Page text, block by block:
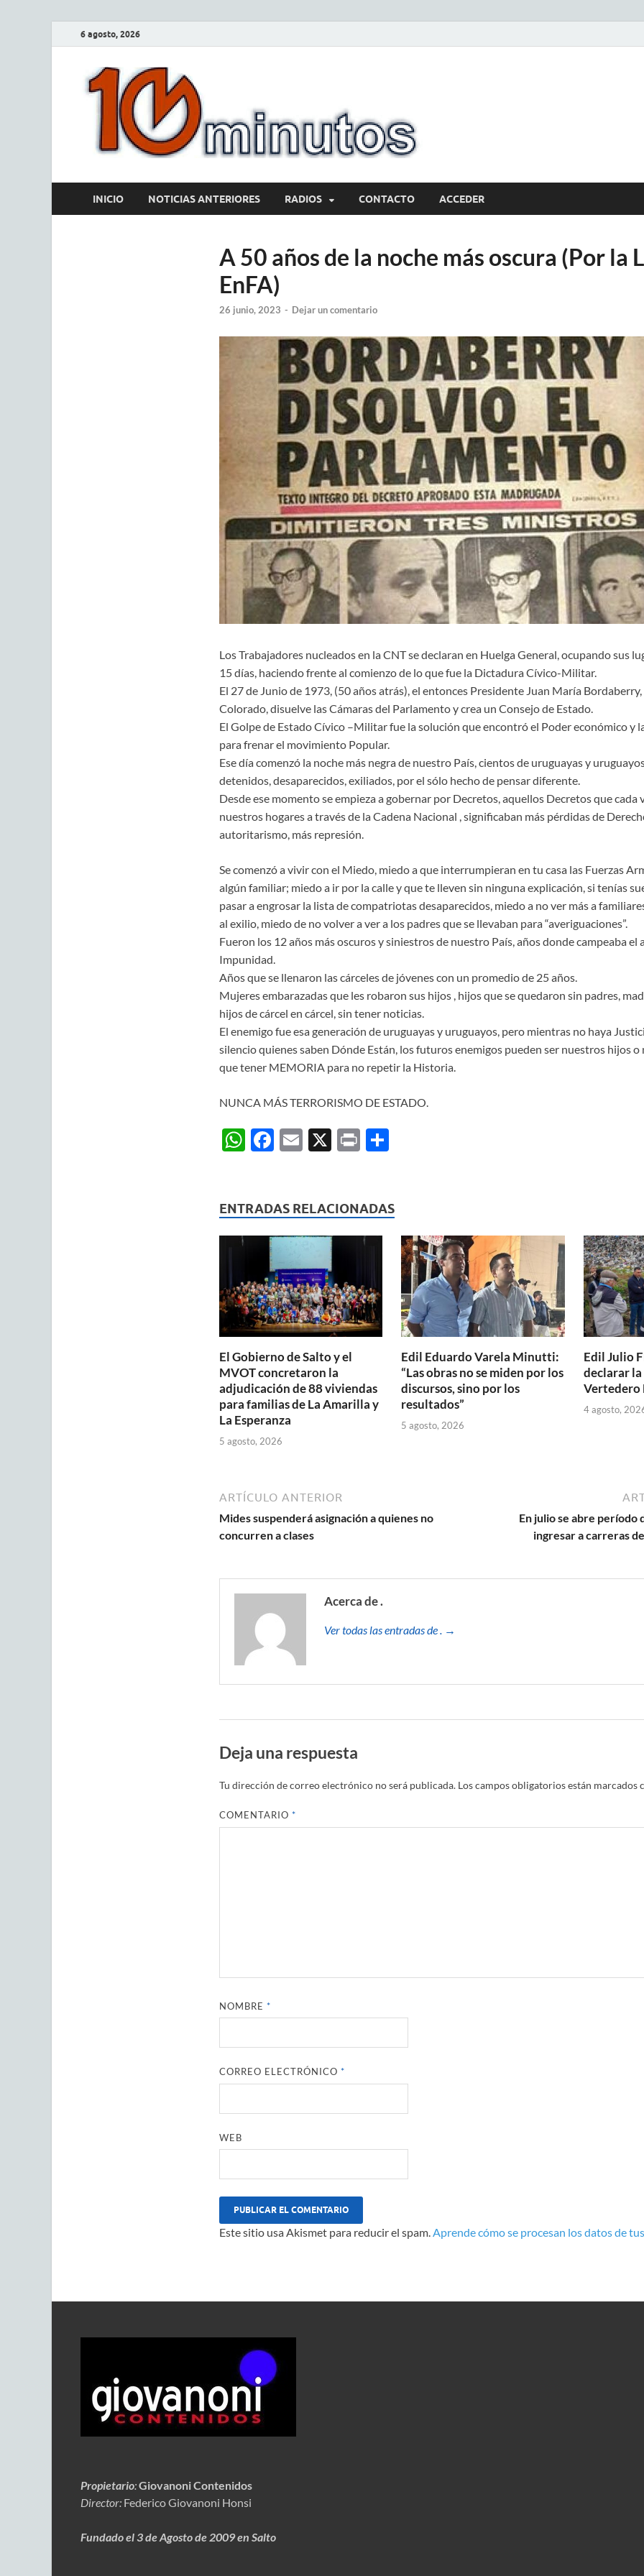
6 agosto, 2026
INICIO NOTICIAS ANTERIORES RADIOS CONTACTO ACCEDER
A 50 años de la noche más oscura (Por la
EnFA)
26 junio, 2023 - Dejar un comentario
Los Trabajadores nucleados en la CNT se declaran en Huelga General, ocupando sus
15 días, haciendo frente al comienzo de lo que fue la Dictadura Cívico-Militar.
El 27 de Junio de 1973, (50 años atrás), el entonces Presidente Juan María
Colorado, disuelve las Cámaras del Parlamento y crea un Consejo de Estado.
El Golpe de Estado Cívico –Militar fue la solución que encontró el Poder económico y
para frenar el movimiento Popular.
Ese día comenzó la noche más negra de nuestro País, cientos de uruguayas y
detenidos, desaparecidos, exiliados, por el sólo hecho de pensar diferente.
Desde ese momento se empieza a gobernar por Decretos, aquellos Decretos que cada
nuestros hogares a través de la Cadena Nacional , significaban más pérdidas de
autoritarismo, más represión.
Se comenzó a vivir con el Miedo, miedo a que interrumpieran en tu casa las Fuerzas
algún familiar; miedo a ir por la calle y que te lleven sin ninguna explicación, si tenías
pasar a engrosar la lista de compatriotas desaparecidos, miedo a no ver más a
al exilio, miedo de no volver a ver a los padres que se llevaban para “averiguaciones”.
Fueron los 12 años más oscuros y siniestros de nuestro País, años donde campeaba
Impunidad.
Años que se llenaron las cárceles de jóvenes con un promedio de 25 años.
Mujeres embarazadas que les robaron sus hijos , hijos que se quedaron sin padres,
hijos de cárcel en cárcel, sin tener noticias.
El enemigo fue esa generación de uruguayas y uruguayos, pero mientras no haya
silencio quienes saben Dónde Están, los futuros enemigos pueden ser nuestros hijos o
que tener MEMORIA para no repetir la Historia.
NUNCA MÁS TERRORISMO DE ESTADO.
W
s
A
p
F
b
o
o
k
E X P C
p
ar
ti
ENTRADAS RELACIONADAS
El Gobierno de Salto y el
MVOT concretaron la
adjudicación de 88 viviendas
para familias de La Amarilla y
La Esperanza
5 agosto, 2026
Edil Eduardo Varela Minutti:
“Las obras no se miden por los
discursos, sino por los
resultados”
5 agosto, 2026
Edil Julio
declarar
Vertedero
4 agosto,
ARTÍCULO ANTERIOR
Mides suspenderá asignación a quienes no
concurren a clases
En julio se abre período
ingresar a carreras
Acerca de .
Ver todas las entradas de . →
Deja una respuesta
Tu dirección de correo electrónico no será publicada. Los campos obligatorios están marcados
COMENTARIO *
NOMBRE *
CORREO ELECTRÓNICO *
WEB
Este sitio usa Akismet para reducir el spam.Aprende cómo se procesan los datos de
Propietario:Giovanoni Contenidos
Director: Federico Giovanoni Honsi
Fundado el 3 de Agosto de 2009 en Salto